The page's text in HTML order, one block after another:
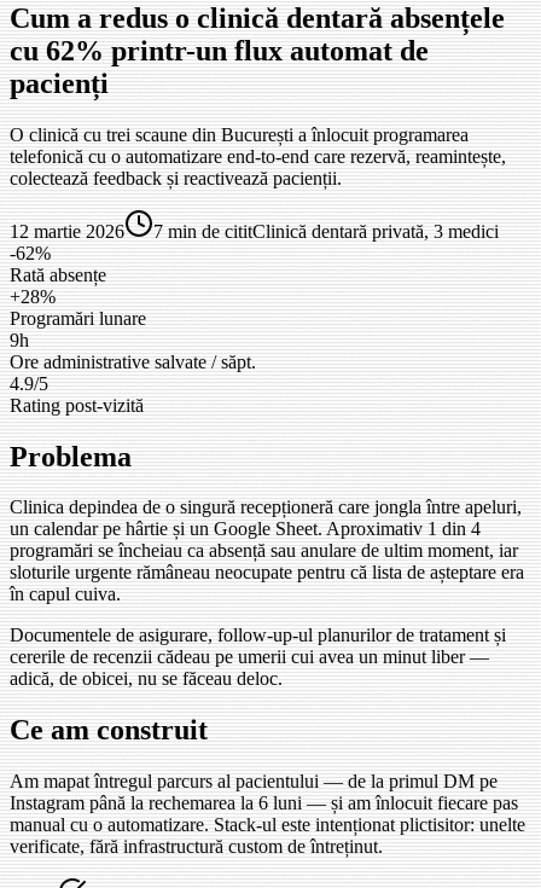
Cum a redus o clinică dentară absențele
cu 62% printr-un flux automat de
pacienți
O clinică cu trei scaune din București a înlocuit programarea
telefonică cu o automatizare end-to-end care rezervă, reamintește,
colectează feedback și reactivează pacienții.
12 martie 2026 7 min de cititClinică dentară privată, 3 medici
-62%
Rată absențe
+28%
Programări lunare
9h
Ore administrative salvate / săpt.
4.9/5
Rating post-vizită
Problema
Clinica depindea de o singură recepționeră care jongla între apeluri,
un calendar pe hârtie și un Google Sheet. Aproximativ 1 din 4
programări se încheiau ca absență sau anulare de ultim moment, iar
sloturile urgente rămâneau neocupate pentru că lista de așteptare era
în capul cuiva.
Documentele de asigurare, follow-up-ul planurilor de tratament și
cererile de recenzii cădeau pe umerii cui avea un minut liber —
adică, de obicei, nu se făceau deloc.
Ce am construit
Am mapat întregul parcurs al pacientului — de la primul DM pe
Instagram până la rechemarea la 6 luni — și am înlocuit fiecare pas
manual cu o automatizare. Stack-ul este intenționat plictisitor: unelte
verificate, fără infrastructură custom de întreținut.